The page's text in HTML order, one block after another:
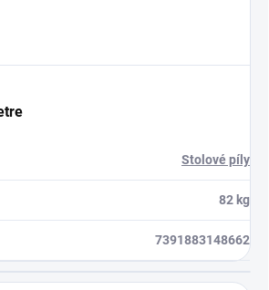
Stolové píly
82 kg
7391883148662